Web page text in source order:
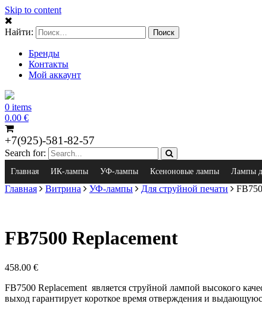
Skip to content
Найти:
Бренды
Контакты
Мой аккаунт
0 items
0.00 €
+7(925)-581-82-57
Search for:
Главная ИК-лампы УФ-лампы Ксеноновые лампы Лампы
Главная Витрина УФ-лампы Для струйной печати
FB7500 Replacement
458.00 €
FB7500 Replacement является струйной лампой высокого
выход гарантирует короткое время отверждения и